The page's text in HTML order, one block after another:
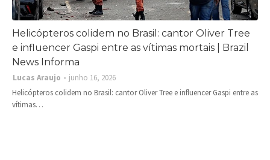
Helicópteros colidem no Brasil: cantor Oliver Tree
e influencer Gaspi entre as vítimas mortais | Brazil
News Informa
Lucas Araujo
junho 16, 2026
Helicópteros colidem no Brasil: cantor Oliver Tree e influencer Gaspi entre as
vítimas…